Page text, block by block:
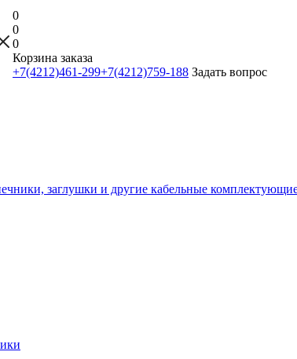
0
0
0
Корзина заказа
+7(4212)461-299+7(4212)759-188 Задать вопрос
заглушки и другие кабельные